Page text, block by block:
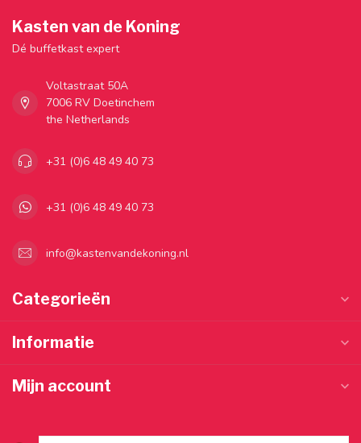
Kasten van de Koning
Dé buffetkast expert
Voltastraat 50A
7006 RV Doetinchem
the Netherlands
+31 (0)6 48 49 40 73
+31 (0)6 48 49 40 73
info@kastenvandekoning.nl
Categorieën
Informatie
Mijn account